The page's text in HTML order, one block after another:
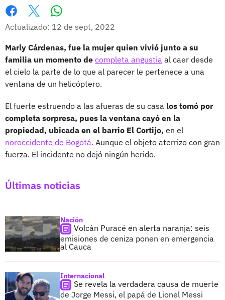
Facebook
X
Actualizado: 12 de sept, 2022
Marly Cárdenas, fue la mujer quien vivió junto a su
familia un momento de completa angustia al caer desde
el cielo la parte de lo que al parecer le pertenece a una
ventana de un helicóptero.
El fuerte estruendo a las afueras de su casa los tomó por
completa sorpresa, pues la ventana cayó en la
propiedad, ubicada en el barrio El Cortijo, en el
noroccidente de Bogotá. Aunque el objeto aterrizo con gran
fuerza. El incidente no dejó ningún herido.
Últimas noticias
Nación
Volcán Puracé en alerta naranja: seis
emisiones de ceniza ponen en emergencia
al Cauca
Internacional
Se revela la verdadera causa de muerte
de Jorge Messi, el papá de Lionel Messi